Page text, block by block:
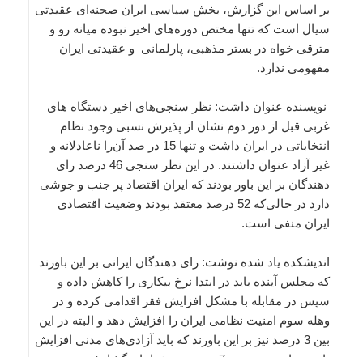
بر اساس این گزارش، بخش سیاسی ایران صحنه‌ای عقیدتی
سیال است که تنها مختص دوره‌های اخیر نبوده میانه رو و
مترقی خواه در بستر مذهبی، پارلمانی و عقیدتی ایران
مفهومی ندارد.
نویسنده عنوان داشت: نظر سنجی‌های اخیر دستگاه های
غربی قبل از دور دوم نشان از پذیرش نسبی وجود نظام
انتخاباتی در ایران داشت و تنها 15 در صد آن‌را ناعادلانه و
غیر آزاد عنوان داشتند. در این نظر سنجی 46 درصد رای
دهندگان بر این باور بودند که ایران اقتصاد پر جنب و جوشی
دارد در حالی‌که 52 درصد معتقد بودند وضعیت اقتصادی
ایران منفی است.
اندیشکده یاد شده نوشت: رای دهندگان ایرانی بر این باورند
که مجلس آینده باید در ابتدا نرخ بیکاری را کاهش داده و
سپس در مقابله با مشکل افزایش فقر اقدامی کرده و در
وهله سوم امنیت نظامی ایران را افزایش دهد و البته در این
بین 3 درصد نیز بر این باورند که باید آزادی‌های مدنی افزایش